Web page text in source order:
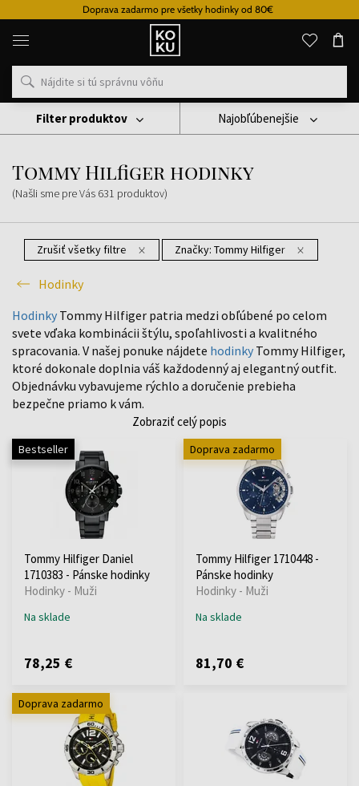
Doprava zadarmo pre všetky hodinky od 80€
Originálne
parfémy
hodinky
na
mieste
Hodinky
Tommy Hilfiger Hodinky
Tommy Hilfiger hodinky
(Našli sme pre Vás 631 produktov)
Najobľúbenejšie
Zrušiť všetky filtre Značky: Tommy Hilfiger
Hodinky
Filter produktov
Hodinky Tommy Hilfiger patria medzi obľúbené po celom
svete vďaka kombinácii štýlu, spoľahlivosti a kvalitného
spracovania. V našej ponuke nájdete hodinky Tommy Hilfiger,
ktoré dokonale doplnia váš každodenný aj elegantný outfit.
Objednávku vybavujeme rýchlo a doručenie prebieha
bezpečne priamo k vám.
Zobraziť celý popis
Bestseller
Tommy Hilfiger Daniel
1710383 - Pánske hodinky
Hodinky - Muži
Na sklade
78,25 €
Doprava zadarmo
Tommy Hilfiger 1710448 -
Pánske hodinky
Hodinky - Muži
Na sklade
81,70 €
Doprava zadarmo